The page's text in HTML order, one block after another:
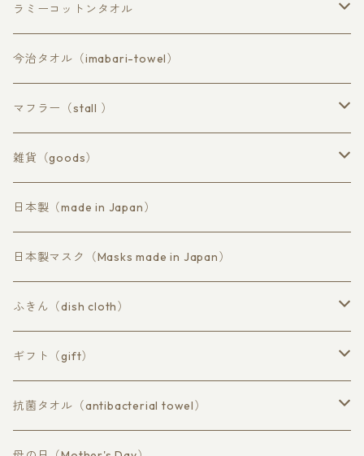
バスタオル
フェイスタオル
ハンドタオル
ラミーコットンタオル
バスタオル
ロングフェイスタオル
今治タオル（imabari-towel）
マフラー（stall ）
ウールコアコットン
ラミーコットン
雑貨（goods）
マスク
コットン不織布
日本製（made in Japan）
日本製マスク（Masks made in Japan）
ふきん（dish cloth）
抗菌 柿渋persimmon tannin
蚊帳（かや）素材
ギフト（gift）
草木染め
マスク、布巾、ハンドタオル
抗菌タオル（antibacterial towel）